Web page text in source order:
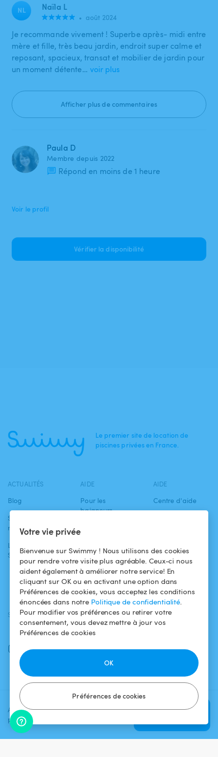
Votre vie privée
Bienvenue sur Swimmy ! Nous utilisons des cookies
pour rendre votre visite plus agréable. Ceux-ci nous
aident également à améliorer notre service! En
cliquant sur OK ou en activant une option dans
Préférences de cookies, vous acceptez les conditions
énoncées dans notre Politique de confidentialité.
Pour modifier vos préférences ou retirer votre
consentement, vous devez mettre à jour vos
Préférences de cookies
Préférences de cookies
OK
Ajoutez une date et un créneau
pour voir le prix
Vérifier la
NL Naïla L
• août 2024
Je recommande vivement ! Superbe après- midi entre
mère et fille, très beau jardin, endroit super calme et
reposant, spacieux, transat et mobilier de jardin pour
un moment détente… voir plus
Afficher plus de commentaires
Paula D
Membre depuis 2022
Répond en moins de 1 heure
Voir le profil
Vérifier la disponibilité
Le premier site de location de
piscines privées en France.
ACTUALITÉS
Blog
Swimmy dans les
médias
L'aventure
Swimmy
AIDE
Pour les
baigneurs
Louer ma piscine
Comment ça
marche ?
AIDE
Centre d'aide
confidentialité
Mentions légales
SUIVEZ-NOUS
Facebook
Instagram
TÉLÉCHARGEZ L'APP